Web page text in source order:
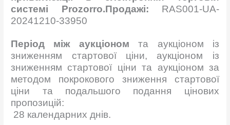
системі Рrozorro.Продажі: RAS001-UA-
20241210-33950
Період між аукціоном та аукціоном із
зниженням стартової ціни, аукціоном із
зниженням стартової ціни та аукціоном за
методом покрокового зниження стартової
ціни та подальшого подання цінових
пропозицій:
28 календарних днів.